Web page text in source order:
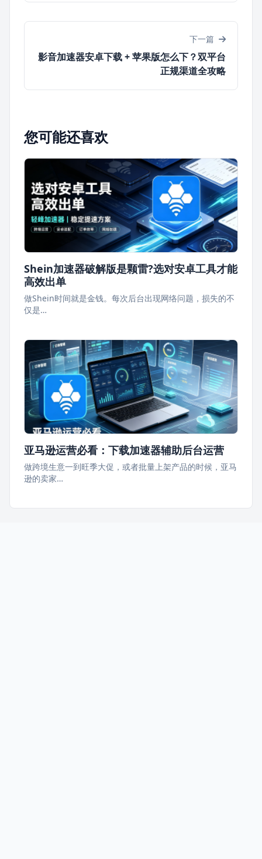
下一篇
影音加速器安卓下载 + 苹果版怎么下？双平台
正规渠道全攻略
您可能还喜欢
Shein加速器破解版是颗雷?选对安卓工具才能
高效出单
做Shein时间就是金钱。每次后台出现网络问题，损失的不
仅是…
亚马逊运营必看：下载加速器辅助后台运营
做跨境生意一到旺季大促，或者批量上架产品的时候，亚马
逊的卖家…